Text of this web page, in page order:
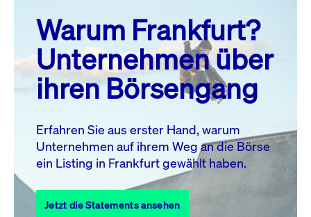
MO. DI. MI. DO. FR. SA. SO.
1
2
3
4 5 6 7 8
10 11 13 14
17
18 19 20 21 22
23
27 28
31
Warum Frankfurt?
Unternehmen über
ihren Börsengang
Erfahren Sie aus erster Hand, warum
Unternehmen auf ihrem Weg an die Börse
ein Listing in Frankfurt gewählt haben.
Jetzt die Statements ansehen